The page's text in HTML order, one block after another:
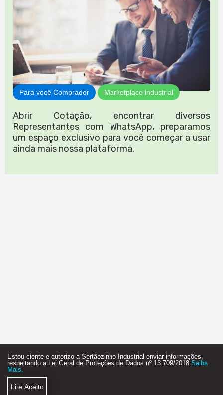
Para você Comprador Marketplace industrial
Abrir Cotação, encontrar diversos
Representantes com WhatsApp, preparamos
um espaço exclusivo para você começar a usar
ainda mais nossa plataforma.
Estou ciente e autorizo a Sertãozinho Industrial enviar informações,
respeitando a Lei Geral de Proteções de Dados nº 13.709/2018. Saiba
Mais.
Li e Aceito